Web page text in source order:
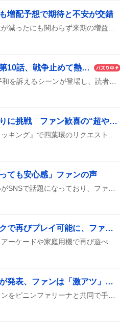
増配予想で期待と不安が交錯
レーザーテックが決算を公表したら、売上と利益が減ったにも関わらず来期の増益と増配を掲げた結果、アフターマーケットで株価が急落したんだって。
『世界を繋ぎ尽くすインターネット巫女』第10話、戦争止めて熱狂の声続出
第10話では主人公がネットの力で戦争を止め、平和を訴えるシーンが登場し、読者からは「熱くなってきた」「すごい」などのリアクションが寄せられている。メディア操作を暗示する描写も話題になっている。
遠藤憲一、王様プリンとコラボでプリン作りに挑戦 ファン歓喜の“超やばくね!”
遠藤憲一が『きっちりおじさんのてんやわんやクッキング』で四葉環のリクエストに応えて、王様プリンと一緒にプリン作りに挑む姿が披露された。番組内で料理歴1年の“きっちりおじさん”が最強のプリンを目指す様子も見どころだ。
ても安心感」ファンの声
今宮健太がショートからサードへと起用される姿がSNSで話題になっており、ファンの間では「どこ守っても安心感がすごい」といった肯定的な声と、サードでの起用に対して否定的な意見も見られる。
モボモガ復活に歓喜！ポップンミュージックで再びプレイ可能に、ファンが沸く
ポップンミュージックで『モボモガ』が復活し、アーケードや家庭用機で再び遊べるようになったことがSNSで話題になっている。ユーザーは「嬉しい」「懐かしい」と歓喜し、EX譜面がないことへの期待もちらり。さらに、トラウマパンクや大釈迦と同時に復活したとされ、バナーやランキングの上昇が確認された。
ピニンファリーナが手掛ける次期空港特急が発表、ファンは「激アツ」や「期待しかない」
南海電鉄が次期空港特急の導入を発表し、デザインをピニンファリーナと共同で手掛けることが話題に。ラピートの精神を受け継いだ新型車両が登場したと期待の声が広がっている。